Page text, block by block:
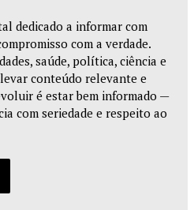
dedicado a informar com
com a verdade.
saúde, política, ciência e
conteúdo relevante e
é estar bem informado —
com seriedade e respeito ao